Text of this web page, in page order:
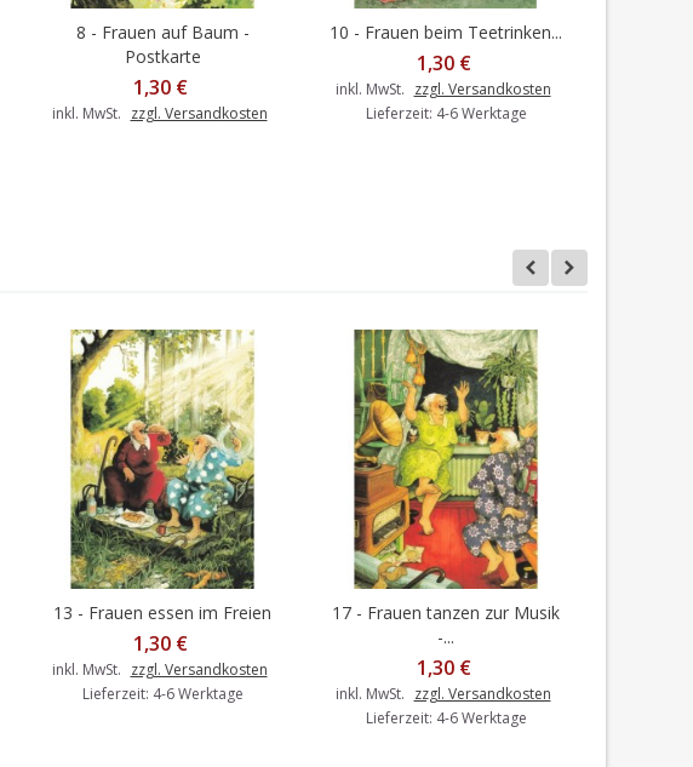
8 - Frauen auf Baum -
Postkarte
1,30 €
inkl. MwSt. zzgl. Versandkosten
In den Warenkorb
10 - Frauen beim Teetrinken...
1,30 €
inkl. MwSt. zzgl. Versandkosten
Lieferzeit: 4-6 Werktage
In den Warenkorb
13 - Frauen essen im Freien
1,30 €
inkl. MwSt. zzgl. Versandkosten
Lieferzeit: 4-6 Werktage
In den Warenkorb
17 - Frauen tanzen zur Musik
-...
1,30 €
inkl. MwSt. zzgl. Versandkosten
Lieferzeit: 4-6 Werktage